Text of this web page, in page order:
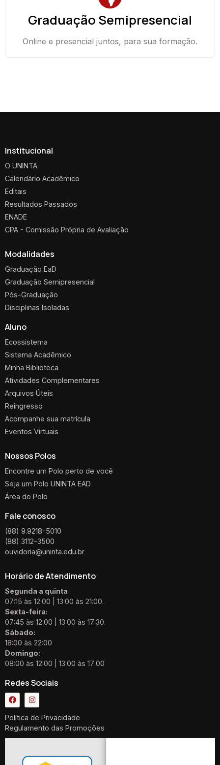
Graduação Semipresencial
Online e presencial juntos, para sua formação.
Institucional
O UNINTA
Calendário Acadêmico
Editais
Resultados Passados
ENADE
CPA - Comissão Própria de Avaliação
Modalidades
Graduação EaD
Graduação Semipresencial
Pós-Graduação
Disciplinas Isoladas
Aluno
Ecossistema
Sistema Acadêmico
Minha Biblioteca
Atividades Complementares
Arquivos Úteis
Reingresso
Acompanhe sua matrícula
Eventos Virtuais
Nossos Polos
Encontre um Polo perto de você
Seja um Polo UNINTA EAD
Área do Polo
Fale conosco
(88) 9.9218-5010
(88) 3112-3500
ouvidoria@uninta.edu.br
Horário de Atendimento
Segunda a quinta
07:15 às 12:00 | 13:00 às 21:00.
Sexta-feira:
07:45 às 12:00 | 13:00 às 17:30.
Sábado:
18:00 às 22:00
Domingo:
08:00 às 12:00 | 13:00 às 17:00
Redes Sociais
Política de Privacidade
Regulamento das Promoções